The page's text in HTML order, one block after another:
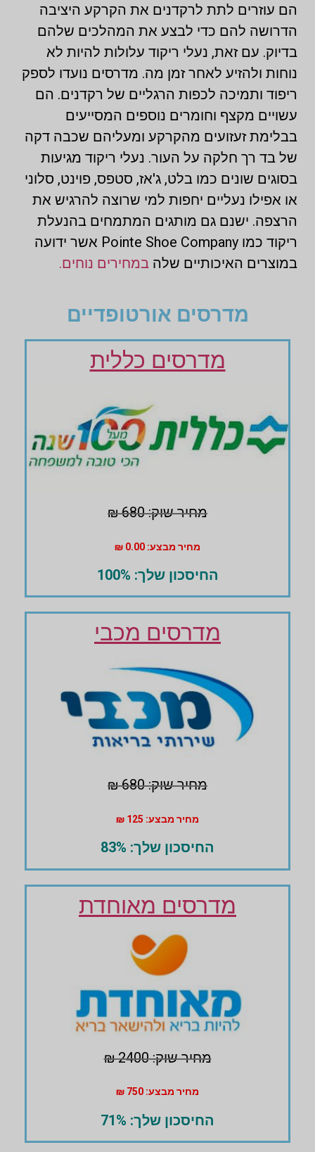
הם עוזרים לתת לרקדנים את הקרקע היציבה
הדרושה להם כדי לבצע את המהלכים שלהם
בדיוק. עם זאת, נעלי ריקוד עלולות להיות לא
נוחות ולהזיע לאחר זמן מה. מדרסים נועדו לספק
ריפוד ותמיכה לכפות הרגליים של רקדנים. הם
עשויים מקצף וחומרים נוספים המסייעים
בבלימת זעזועים מהקרקע ומעליהם שכבה דקה
של בד רך חלקה על העור. נעלי ריקוד מגיעות
בסוגים שונים כמו בלט, ג'אז, סטפס, פוינט, סלוני
או אפילו נעליים יחפות למי שרוצה להרגיש את
הרצפה. ישנם גם מותגים המתמחים בהנעלת
ריקוד כמו Pointe Shoe Company אשר ידועה
במוצרים האיכותיים שלה במחירים נוחים.
מדרסים אורטופדיים
מדרסים כללית
מחיר שוק: 680 ₪
מחיר מבצע: 0.00 ₪
החיסכון שלך: 100%
מדרסים מכבי
מחיר שוק: 680 ₪
מחיר מבצע: 125 ₪
החיסכון שלך: 83%
מדרסים מאוחדת
מחיר שוק: 2400 ₪
מחיר מבצע: 750 ₪
החיסכון שלך: 71%